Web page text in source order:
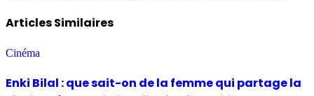
Articles Similaires
Cinéma
Enki Bilal : que sait-on de la femme qui partage la